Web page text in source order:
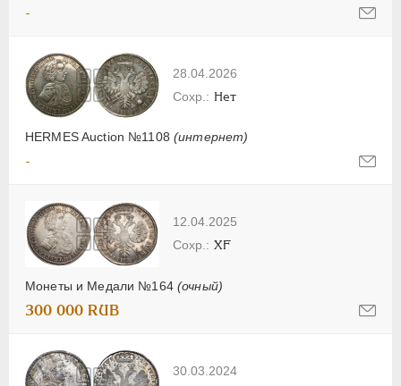
-
28.04.2026
HERMES Auction №1108 (интернет)
Нет
-
12.04.2025
Монеты и Медали №164 (очный)
XF
300 000 RUB
30.03.2024